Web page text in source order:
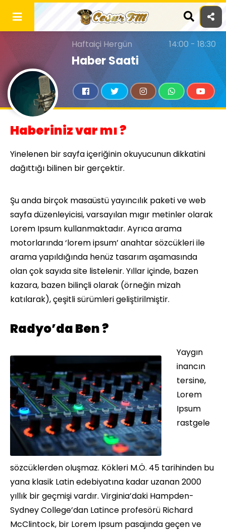
content
Haftaiçi Hergün
14:00 - 18:30
Haber Saati
Haberiniz var mı ?
Yinelenen bir sayfa içeriğinin okuyucunun dikkatini
dağıttığı bilinen bir gerçektir.
Şu anda birçok masaüstü yayıncılık paketi ve web
sayfa düzenleyicisi, varsayılan mıgır metinler olarak
Lorem Ipsum kullanmaktadır. Ayrıca arama
motorlarında ‘lorem ipsum’ anahtar sözcükleri ile
arama yapıldığında henüz tasarım aşamasında
olan çok sayıda site listelenir. Yıllar içinde, bazen
kazara, bazen bilinçli olarak (örneğin mizah
katılarak), çeşitli sürümleri geliştirilmiştir.
Radyo’da Ben ?
Yaygın
inancın
tersine,
Lorem
Ipsum
rastgele
sözcüklerden oluşmaz. Kökleri M.Ö. 45 tarihinden bu
yana klasik Latin edebiyatına kadar uzanan 2000
yıllık bir geçmişi vardır. Virginia’daki Hampden-
Sydney College’dan Latince profesörü Richard
McClintock, bir Lorem Ipsum pasajında geçen ve